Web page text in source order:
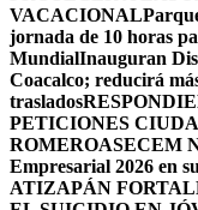
VACACIONAL
jornada de 10 horas
MundialInauguran
Coacalco; reducirá
traslados
PETICIONES
ROMEROASECEM
Empresarial 2026 en
ATIZAPÁN